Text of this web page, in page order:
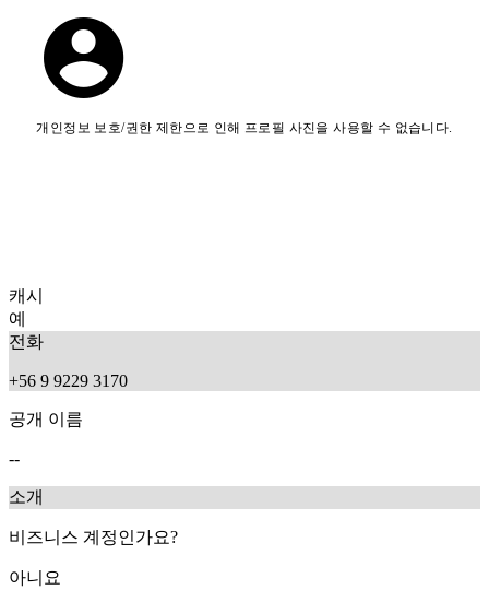
개인정보 보호/권한 제한으로 인해 프로필 사진을 사용할 수 없습니다.
캐시
예
전화
+56 9 9229 3170
공개 이름
--
소개
비즈니스 계정인가요?
아니요